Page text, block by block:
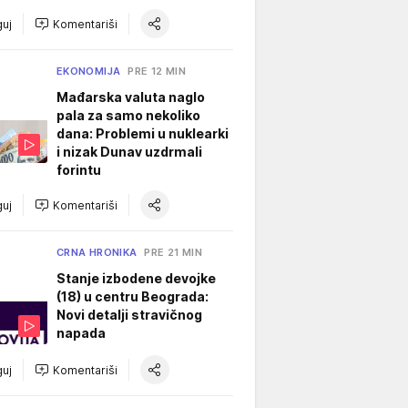
Komentariši
EKONOMIJA PRE 12 MIN
Mađarska valuta naglo
pala za samo nekoliko
dana: Problemi u nuklearki
i nizak Dunav uzdrmali
forintu
Komentariši
CRNA HRONIKA PRE 21 MIN
Stanje izbodene devojke
(18) u centru Beograda:
Novi detalji stravičnog
napada
Komentariši